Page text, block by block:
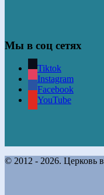
Мы в соц сетях
Tiktok
Instagram
Facebook
YouTube
© 2012 - 2026. Церковь